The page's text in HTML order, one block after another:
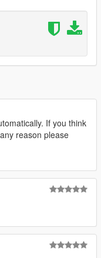
If you think
reason please